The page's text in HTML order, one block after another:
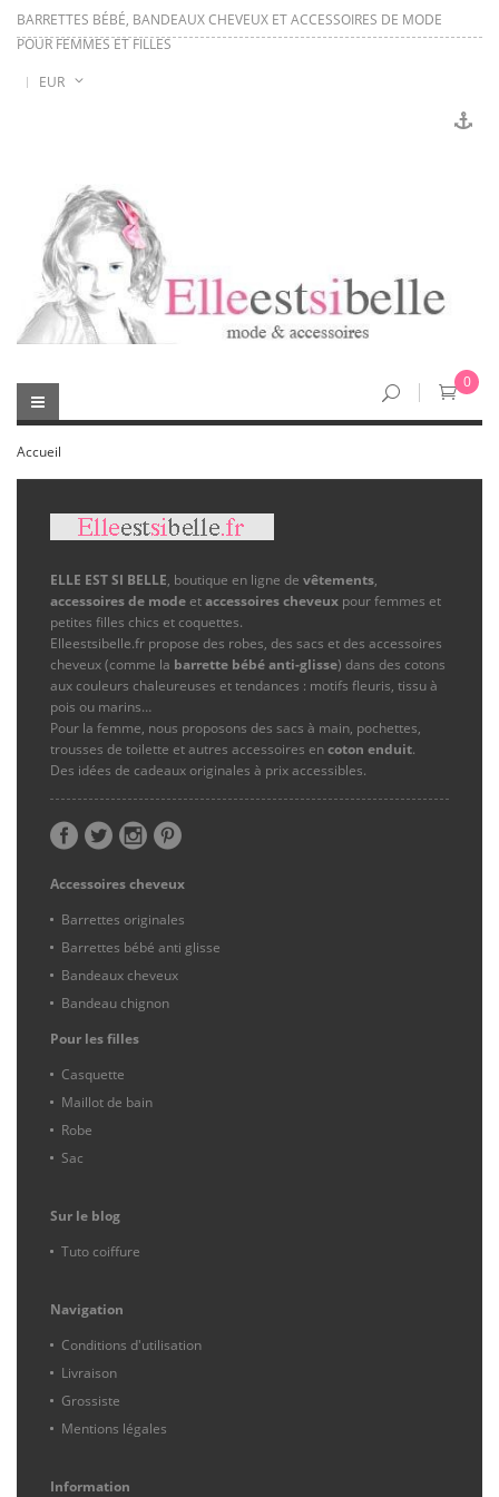
BARRETTES BÉBÉ, BANDEAUX CHEVEUX ET ACCESSOIRES DE MODE
POUR FEMMES ET FILLES
EUR
0
Accueil
ELLE EST SI BELLE, boutique en ligne de vêtements,
accessoires de mode etaccessoires cheveux pour femmes et
petites filles chics et coquettes.
Elleestsibelle.fr propose des robes, des sacs et des accessoires
cheveux (comme la barrette bébé anti-glisse) dans des cotons
aux couleurs chaleureuses et tendances : motifs fleuris, tissu à
pois ou marins…
Pour la femme, nous proposons des sacs à main, pochettes,
trousses de toilette et autres accessoires encoton enduit.
Des idées de cadeaux originales à prix accessibles.
Accessoires cheveux
Barrettes originales
Barrettes bébé anti glisse
Bandeaux cheveux
Bandeau chignon
Pour les filles
Casquette
Maillot de bain
Robe
Sac
Sur le blog
Tuto coiffure
Navigation
Conditions d'utilisation
Livraison
Grossiste
Mentions légales
Information